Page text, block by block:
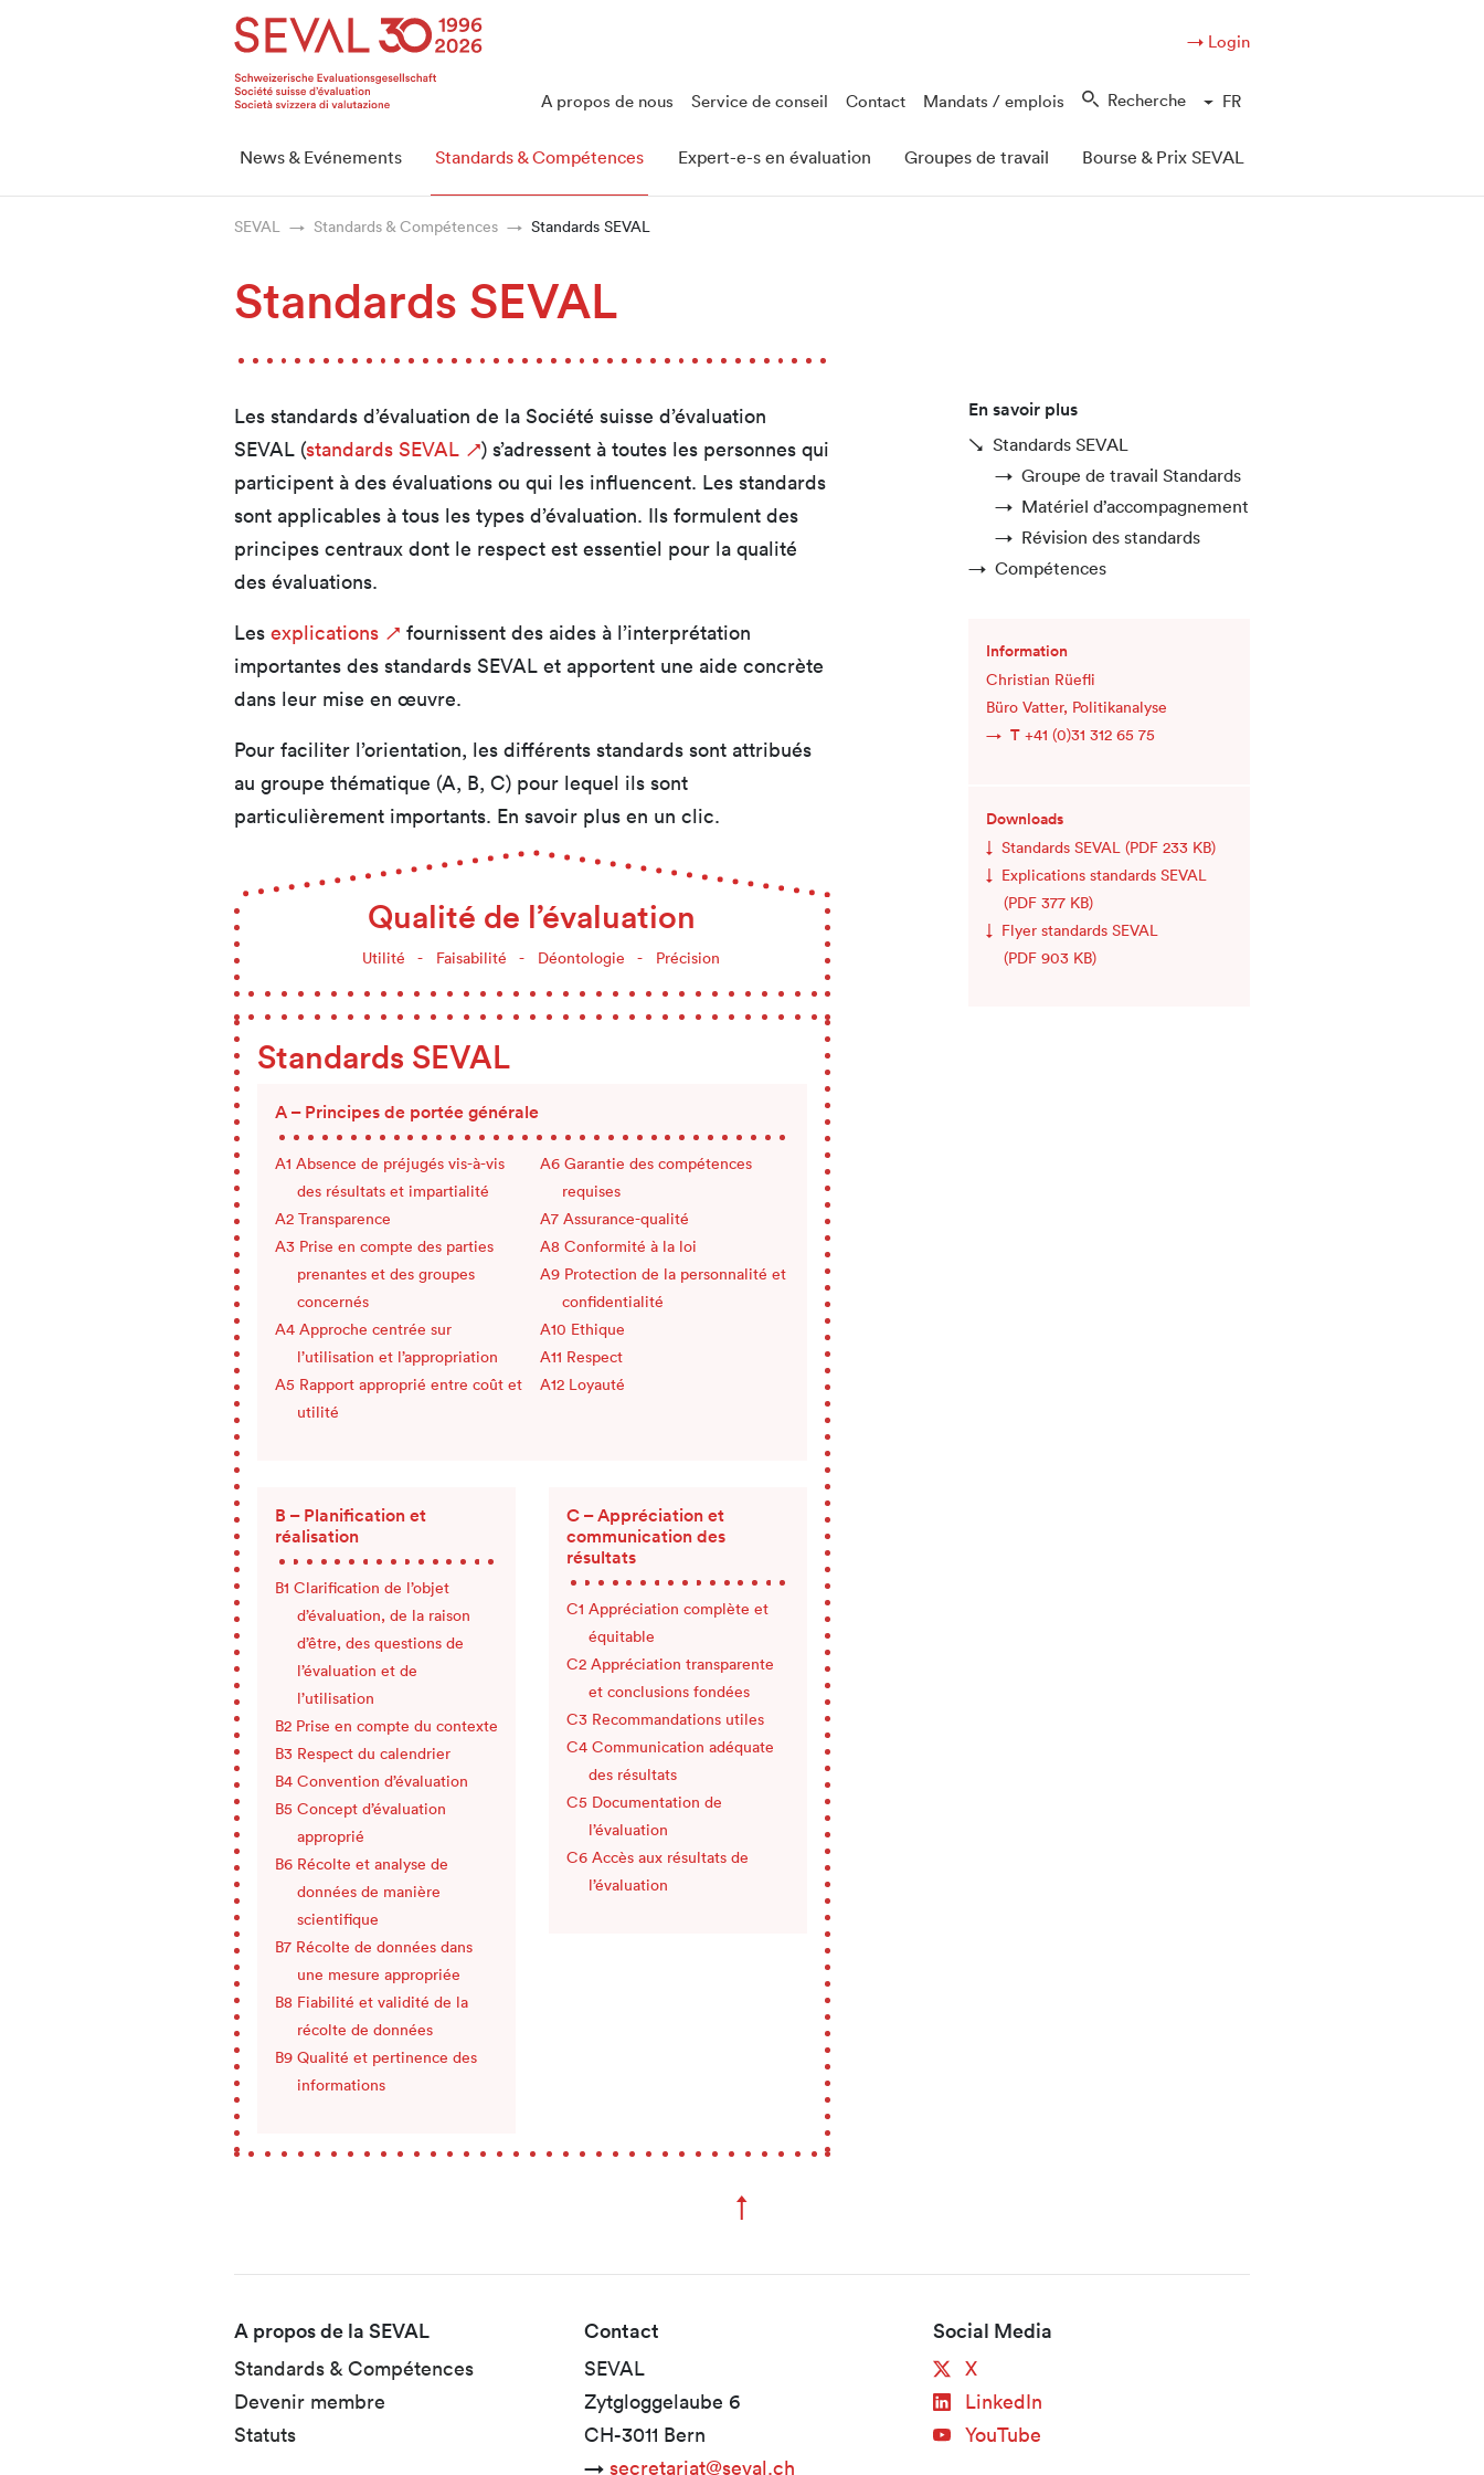
Weiter zur Hauptnavigation
Weiter zum Inhalt
Weiter zur Kontaktseite
Weiter zur Sitemap
Weiter zur Suche
Weiter zum Login
→ Login
A propos de nous Service de conseil Contact Mandats / emplois Recherche FR
News & Evénements Standards & Compétences Expert-e-s en évaluation Groupes de travail Bourse & Prix SEVAL
SEVAL Standards & Compétences Standards SEVAL
Standards SEVAL
Les standards d’évaluation de la Société suisse d’évaluation
SEVAL (standards SEVAL
) s’adressent à toutes les personnes qui
participent à des évaluations ou qui les influencent. Les standards
sont applicables à tous les types d’évaluation. Ils formulent des
principes centraux dont le respect est essentiel pour la qualité
des évaluations.
Les explications
fournissent des aides à l’interprétation
importantes des standards SEVAL et apportent une aide concrète
dans leur mise en œuvre.
Pour faciliter l’orientation, les différents standards sont attribués
au groupe thématique (A, B, C) pour lequel ils sont
particulièrement importants. En savoir plus en un clic.
Qualité de l’évaluation
Utilité Faisabilité Déontologie Précision
Standards SEVAL
A – Principes de portée générale
Absence de préjugés vis-à-vis
des résultats et impartialité
Transparence
Prise en compte des parties
prenantes et des groupes
concernés
Approche centrée sur
l’utilisation et l’appropriation
Rapport approprié entre coût et
utilité
Garantie des compétences
requises
Assurance-qualité
Conformité à la loi
Protection de la personnalité et
confidentialité
Ethique
Respect
Loyauté
B – Planification et
réalisation
Clarification de l’objet
d’évaluation, de la raison
d’être, des questions de
l’évaluation et de
l’utilisation
Prise en compte du contexte
Respect du calendrier
Convention d’évaluation
Concept d’évaluation
approprié
Récolte et analyse de
données de manière
scientifique
Récolte de données dans
une mesure appropriée
Fiabilité et validité de la
récolte de données
Qualité et pertinence des
informations
C – Appréciation et
communication des
résultats
Appréciation complète et
équitable
Appréciation transparente
et conclusions fondées
Recommandations utiles
Communication adéquate
des résultats
Documentation de
l’évaluation
Accès aux résultats de
l’évaluation
En savoir plus
Standards SEVAL
Groupe de travail Standards
Matériel d’accompagnement
Révision des standards
Compétences
Information
Christian Rüefli
Büro Vatter, Politikanalyse
T+41 (0)31 312 65 75
Downloads
Standards SEVAL (PDF 233 KB)
Explications standards SEVAL
(PDF 377 KB)
Flyer standards SEVAL
(PDF 903 KB)
↑
Fusszeile
A propos de la SEVAL
Standards & Compétences
Devenir membre
Statuts
Contact
SEVAL
Zytgloggelaube 6
CH-3011 Bern
→ secretariat@seval.ch
Social Media
X
LinkedIn
YouTube